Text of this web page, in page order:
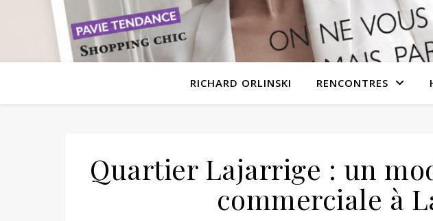
RICHARD ORLINSKI RENCONTRES
Quartier Lajarrige : un
commerciale à